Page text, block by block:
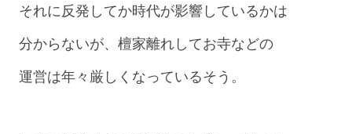
それに反発してか時代が影響しているかは
分からないが、檀家離れしてお寺などの
運営は年々厳しくなっているそう。